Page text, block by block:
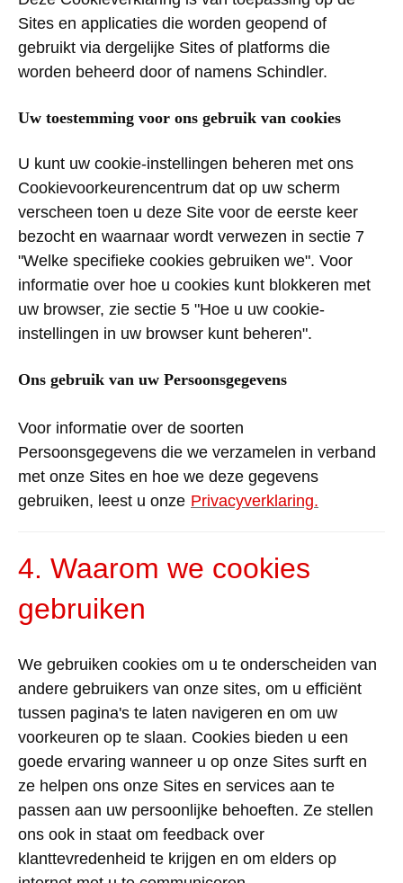
Sites en applicaties die worden geopend of
gebruikt via dergelijke Sites of platforms die
worden beheerd door of namens Schindler.
Uw toestemming voor ons gebruik van cookies
U kunt uw cookie-instellingen beheren met ons
Cookievoorkeurencentrum dat op uw scherm
verscheen toen u deze Site voor de eerste keer
bezocht en waarnaar wordt verwezen in sectie 7
"Welke specifieke cookies gebruiken we". Voor
informatie over hoe u cookies kunt blokkeren met
uw browser, zie sectie 5 "Hoe u uw cookie-
instellingen in uw browser kunt beheren".
Ons gebruik van uw Persoonsgegevens
Voor informatie over de soorten
Persoonsgegevens die we verzamelen in verband
met onze Sites en hoe we deze gegevens
gebruiken, leest u onze Privacyverklaring.
4. Waarom we cookies
gebruiken
We gebruiken cookies om u te onderscheiden van
andere gebruikers van onze sites, om u efficiënt
tussen pagina's te laten navigeren en om uw
voorkeuren op te slaan. Cookies bieden u een
goede ervaring wanneer u op onze Sites surft en
ze helpen ons onze Sites en services aan te
passen aan uw persoonlijke behoeften. Ze stellen
ons ook in staat om feedback over
klanttevredenheid te krijgen en om elders op